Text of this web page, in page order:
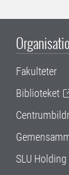
Fakulteter
Biblioteket
SLU Holding